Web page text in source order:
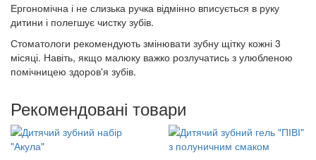
Ергономічна і не слизька ручка відмінно вписується в руку
дитини і полегшує чистку зубів.
Стоматологи рекомендують змінювати зубну щітку кожні 3
місяці. Навіть, якщо малюку важко розлучатись з улюбленою
помічницею здоров'я зубів.
Рекомендовані товари